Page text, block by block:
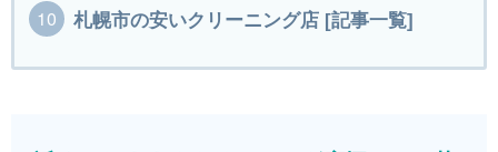
札幌市の安いクリーニング店 [記事一覧]